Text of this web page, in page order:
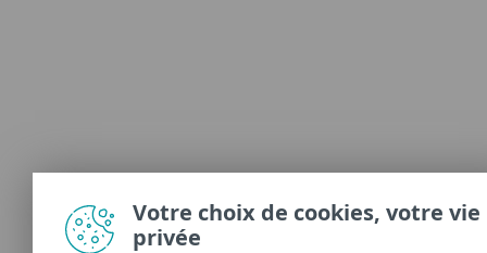
Votre choix de cookies, votre vie
privée